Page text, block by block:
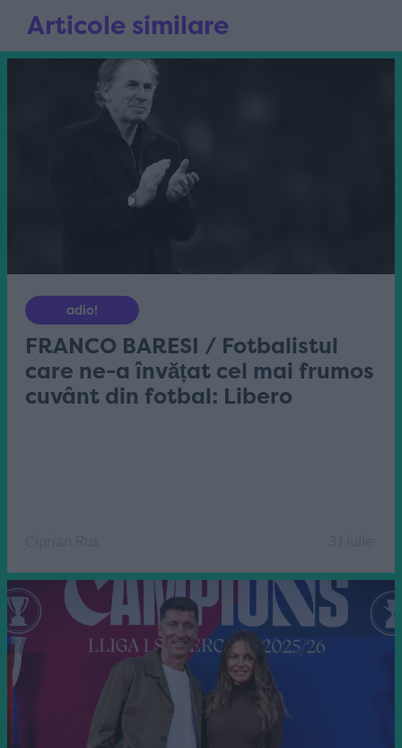
Articole similare
adio!
FRANCO BARESI / Fotbalistul
care ne-a învățat cel mai frumos
cuvânt din fotbal: Libero